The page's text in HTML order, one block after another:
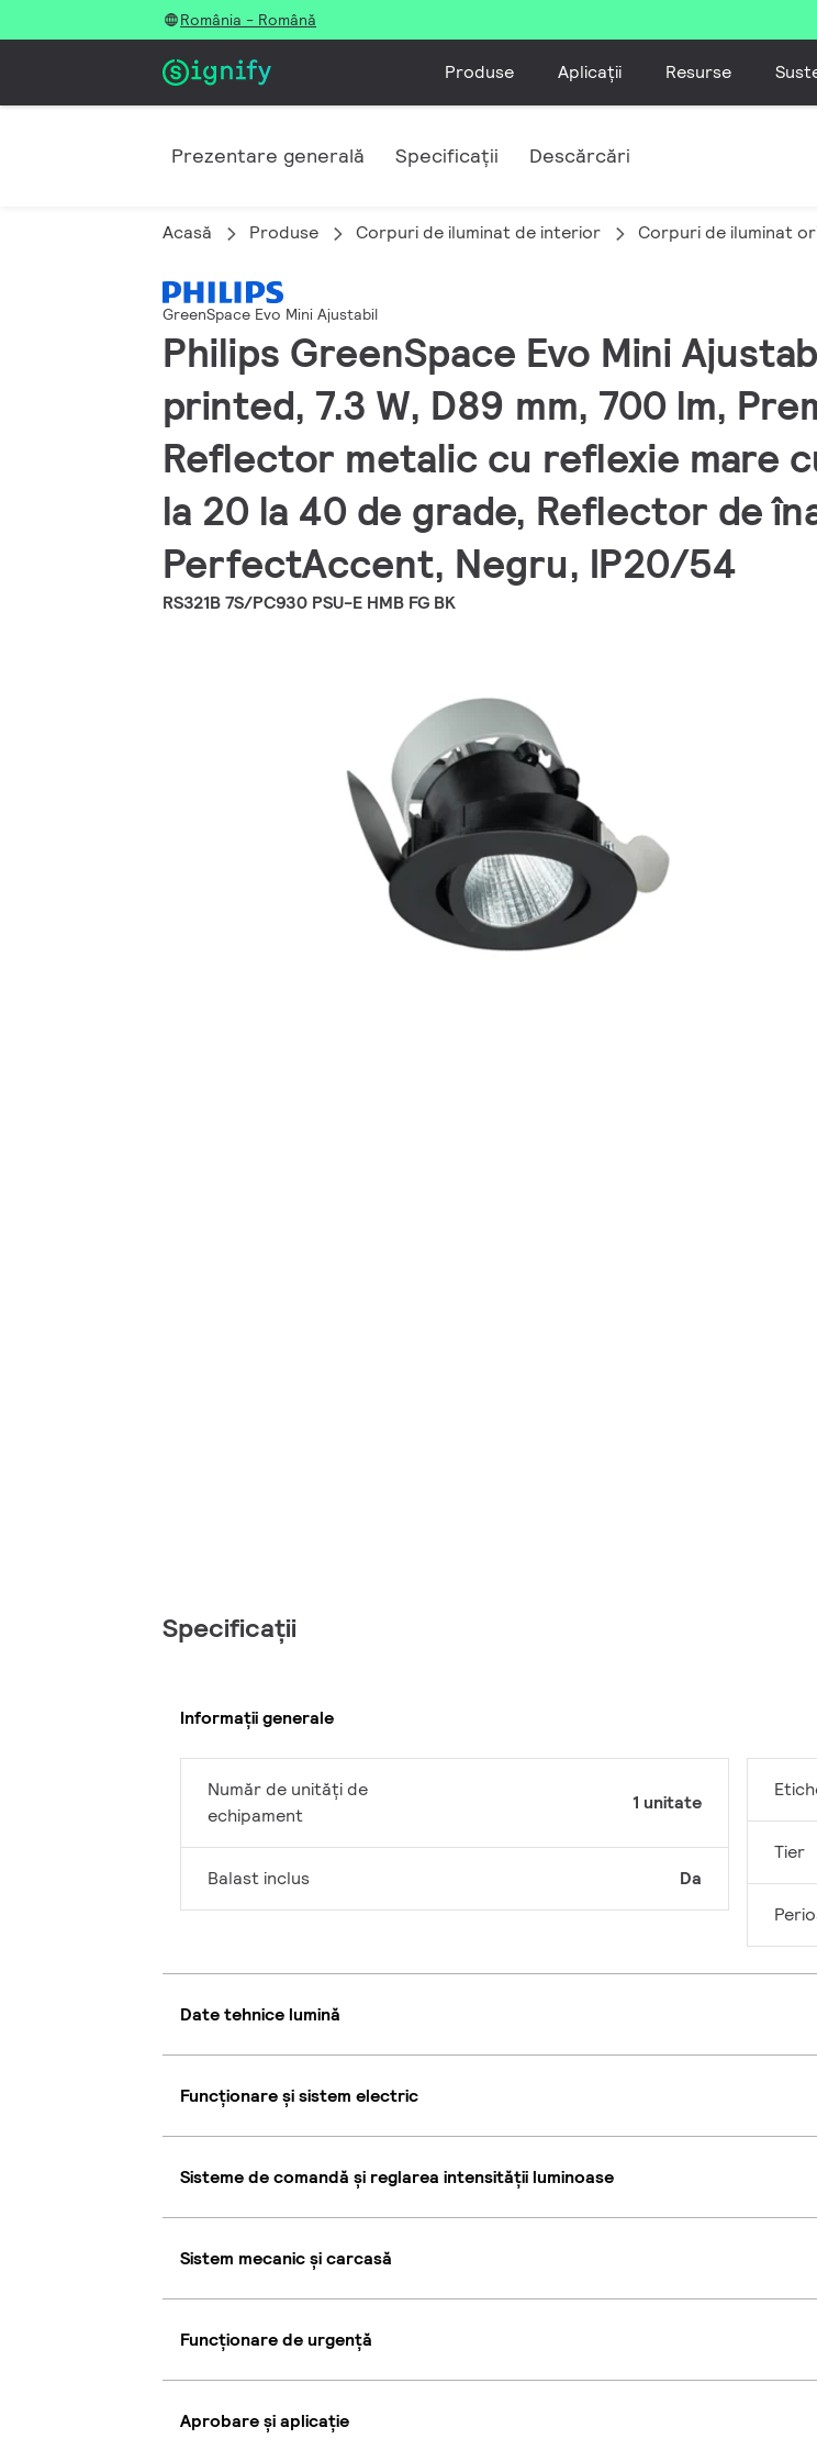
România - Română
Produse Aplicații Resurse
Prezentare generală Specificații Descărcări
Acasă Produse Corpuri de iluminat de interior Corpuri de iluminat
GreenSpace Evo Mini Ajustabil
Philips GreenSpace Evo Mini
printed, 7.3 W, D89 mm, 700 lm,
Reflector metalic cu reflexie mare
la 20 la 40 de grade, Reflector de
PerfectAccent, Negru, IP20/54
RS321B 7S/PC930 PSU-E HMB FG BK
Specificații
Informații generale
Număr de unități de
echipament
1 unitate
Balast inclus Da
Tier
Date tehnice lumină
Funcționare și sistem electric
Sisteme de comandă și reglarea intensității luminoase
Sistem mecanic și carcasă
Funcționare de urgență
Aprobare și aplicație